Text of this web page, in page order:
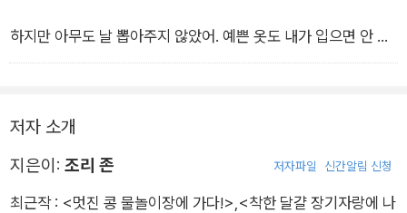
하지만 아무도 날 뽑아주지 않았어. 예쁜 옷도 내가 입으면 안 어
울렸지.
히고 다녔지.
난 정말이지 하나도 안 멋진 콩이었어.
저자 소개
지은이: 조리 존 저자파일 신간알림 신청
최근작 : <멋진 콩 물놀이장에 가다!> <착한 달걀 장기자랑에 나